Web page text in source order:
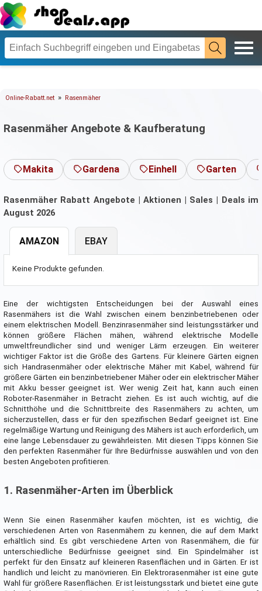
Online-Rabatt.net » Rasenmäher
Rasenmäher Angebote & Kaufberatung
Makita Gardena Einhell Garten
Rasenmäher Rabatt Angebote | Aktionen | Sales | Deals im
August 2026
AMAZON
Keine Produkte gefunden.
EBAY
Eine der wichtigsten Entscheidungen bei der Auswahl eines
Rasenmähers ist die Wahl zwischen einem benzinbetriebenen oder
einem elektrischen Modell. Benzinrasenmäher sind leistungsstärker und
können größere Flächen mähen, während elektrische Modelle
umweltfreundlicher sind und weniger Lärm erzeugen. Ein weiterer
wichtiger Faktor ist die Größe des Gartens. Für kleinere Gärten eignen
sich Handrasenmäher oder elektrische Mäher mit Kabel, während für
größere Gärten ein benzinbetriebener Mäher oder ein elektrischer Mäher
mit Akku besser geeignet ist. Wer wenig Zeit hat, kann auch einen
Roboter-Rasenmäher in Betracht ziehen. Es ist auch wichtig, auf die
Schnitthöhe und die Schnittbreite des Rasenmähers zu achten, um
sicherzustellen, dass er für den spezifischen Bedarf geeignet ist. Eine
regelmäßige Wartung und Reinigung des Mähers ist auch erforderlich, um
eine lange Lebensdauer zu gewährleisten. Mit diesen Tipps können Sie
den perfekten Rasenmäher für Ihre Bedürfnisse auswählen und von den
besten Angeboten profitieren.
1. Rasenmäher-Arten im Überblick
Wenn Sie einen Rasenmäher kaufen möchten, ist es wichtig, die
verschiedenen Arten von Rasenmähern zu kennen, die auf dem Markt
erhältlich sind. Es gibt verschiedene Arten von Rasenmähern, die für
unterschiedliche Bedürfnisse geeignet sind. Ein Spindelmäher ist
perfekt für den Einsatz auf kleineren Rasenflächen und in Gärten. Er ist
handlich und leicht zu manövrieren. Ein Elektrorasenmäher ist eine gute
Wahl für größere Rasenflächen. Er ist leistungsstark und bietet eine gute